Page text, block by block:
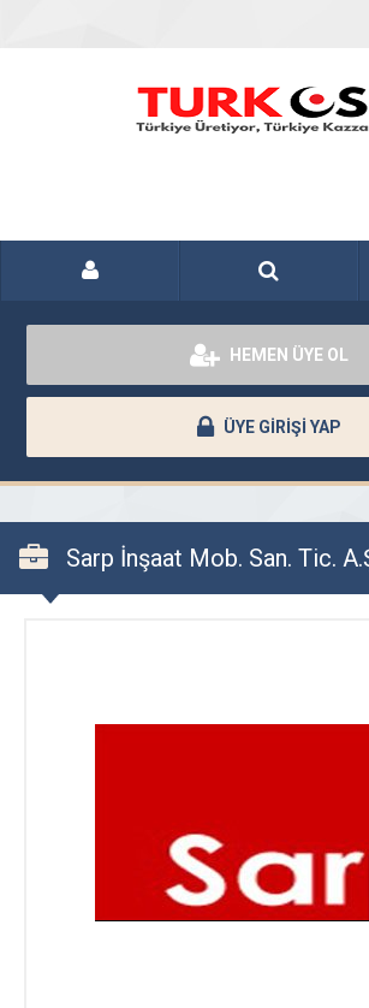
HEMEN ÜYE OL
ÜYE GİRİŞİ YAP
Sarp İnşaat Mob. San. Tic.